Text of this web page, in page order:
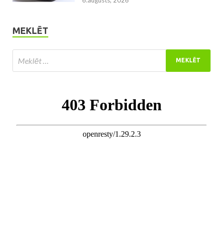
MEKLĒT